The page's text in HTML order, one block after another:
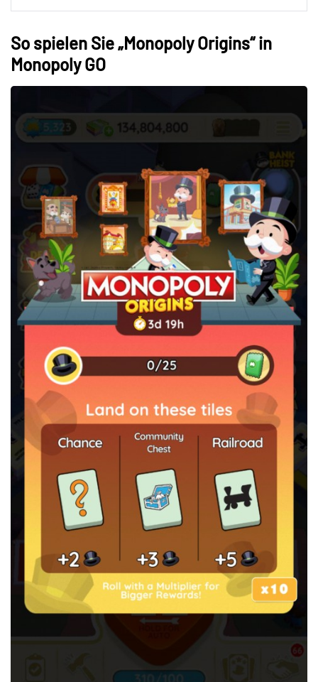
So spielen Sie „Monopoly Origins“ in
Monopoly GO